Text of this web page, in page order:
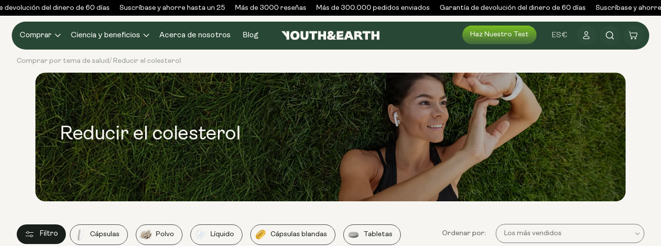
Ir al
contenido
del dinero de 60 días Suscríbase y ahorre hasta un 25 Más de 3000 reseñas Más de 300.000 pedidos enviados Garantía de devolución del dinero de 60 días Suscríbase y ahorre
Comprar Ciencia y beneficios Acerca de nosotros Blog Haz Nuestro Test ES€Conectarse Carrito
Comprar por tema de salud/ Reducir el colesterol
Reducir el colesterol
Filtro Cápsulas Polvo Líquido Cápsulas blandas Tabletas Ordenar por: